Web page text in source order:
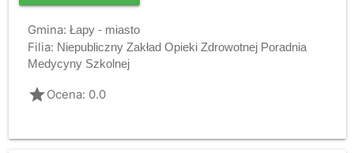
Gmina: Łapy - miasto
Filia: Niepubliczny Zakład Opieki Zdrowotnej Poradnia
Medycyny Szkolnej
gradeOcena: 0.0